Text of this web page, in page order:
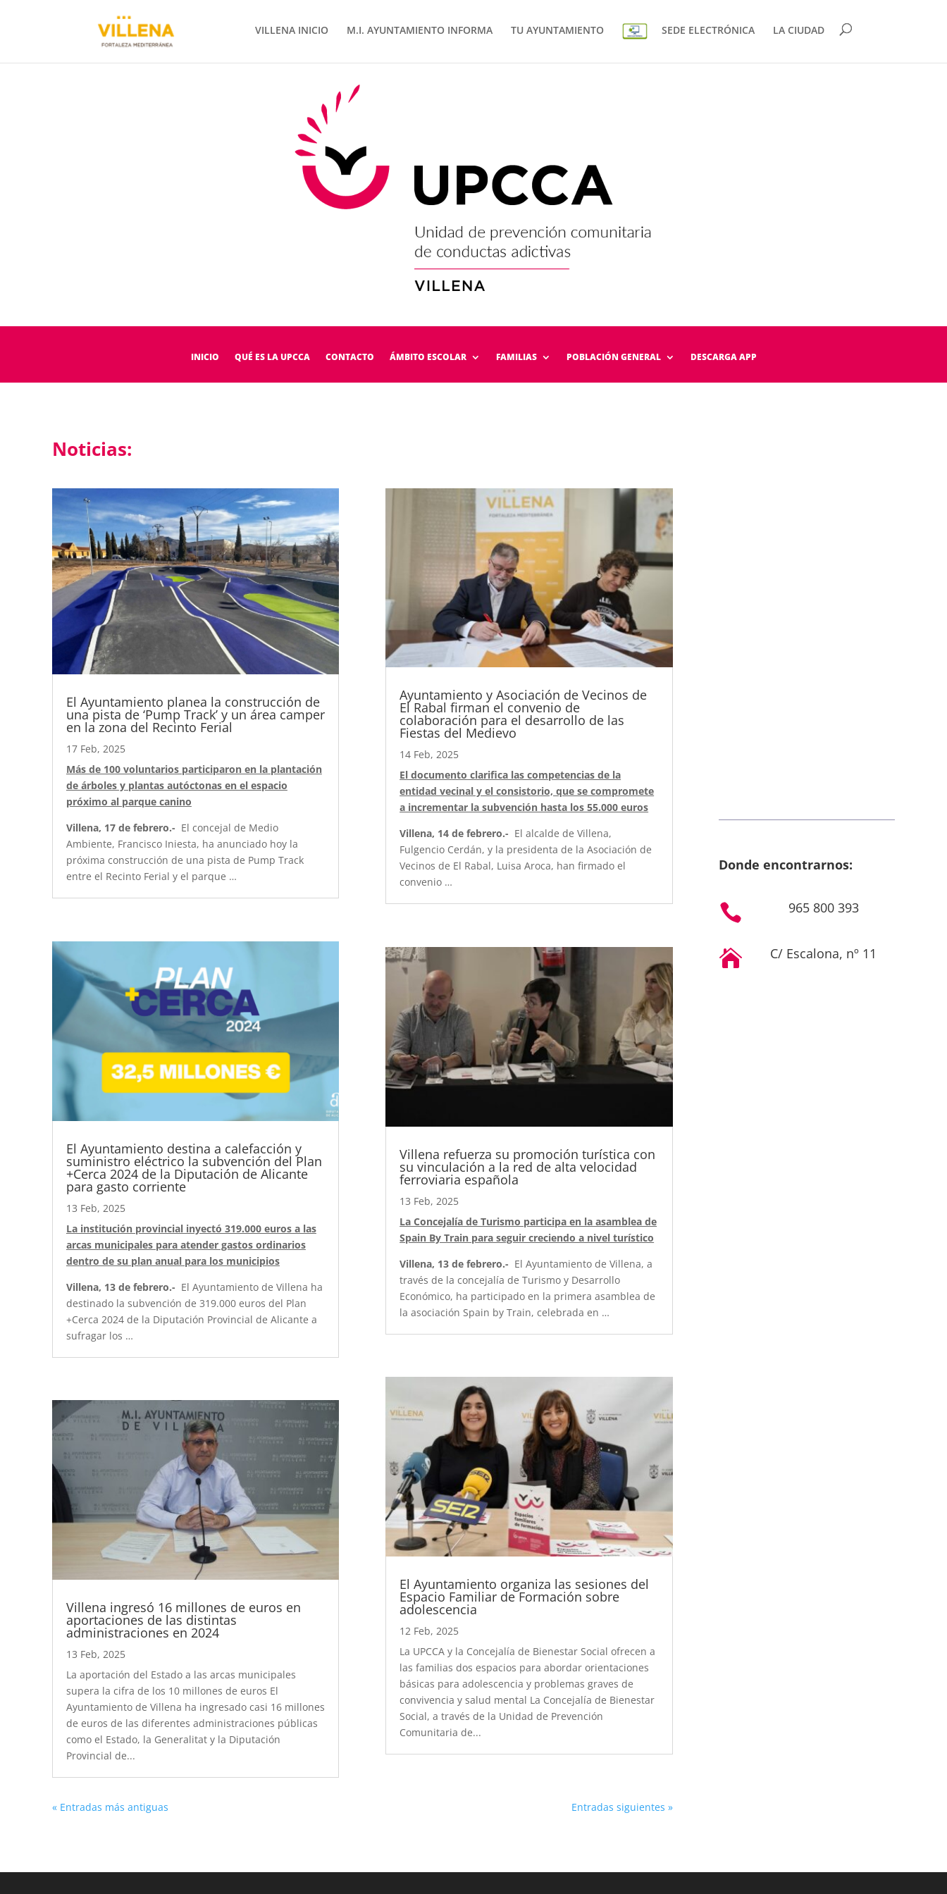
VILLENA INICIO M.I. AYUNTAMIENTO INFORMA TU AYUNTAMIENTO SEDE ELECTRÓNICA LA CIUDAD
INICIO QUÉ ES LA UPCCA CONTACTO ÁMBITO ESCOLAR FAMILIAS POBLACIÓN GENERAL DESCARGA APP
Noticias:
El Ayuntamiento planea la construcción de
una pista de ‘Pump Track’ y un área camper
en la zona del Recinto Ferial
17 Feb, 2025
Más de 100 voluntarios participaron en la plantación
de árboles y plantas autóctonas en el espacio
próximo al parque canino
Villena, 17 de febrero.- El concejal de Medio
Ambiente, Francisco Iniesta, ha anunciado hoy la
próxima construcción de una pista de Pump Track
entre el Recinto Ferial y el parque …
El Ayuntamiento destina a calefacción y
suministro eléctrico la subvención del Plan
+Cerca 2024 de la Diputación de Alicante
para gasto corriente
13 Feb, 2025
La institución provincial inyectó 319.000 euros a las
arcas municipales para atender gastos ordinarios
dentro de su plan anual para los municipios
Villena, 13 de febrero.- El Ayuntamiento de Villena ha
destinado la subvención de 319.000 euros del Plan
+Cerca 2024 de la Diputación Provincial de Alicante a
sufragar los …
Villena ingresó 16 millones de euros en
aportaciones de las distintas
administraciones en 2024
13 Feb, 2025
La aportación del Estado a las arcas municipales
supera la cifra de los 10 millones de euros El
Ayuntamiento de Villena ha ingresado casi 16 millones
de euros de las diferentes administraciones públicas
como el Estado, la Generalitat y la Diputación
Provincial de...
Ayuntamiento y Asociación de Vecinos de
El Rabal firman el convenio de
colaboración para el desarrollo de las
Fiestas del Medievo
14 Feb, 2025
El documento clarifica las competencias de la
entidad vecinal y el consistorio, que se compromete
a incrementar la subvención hasta los 55.000 euros
Villena, 14 de febrero.- El alcalde de Villena,
Fulgencio Cerdán, y la presidenta de la Asociación de
Vecinos de El Rabal, Luisa Aroca, han firmado el
convenio …
Villena refuerza su promoción turística con
su vinculación a la red de alta velocidad
ferroviaria española
13 Feb, 2025
La Concejalía de Turismo participa en la asamblea de
Spain By Train para seguir creciendo a nivel turístico
Villena, 13 de febrero.- El Ayuntamiento de Villena, a
través de la concejalía de Turismo y Desarrollo
Económico, ha participado en la primera asamblea de
la asociación Spain by Train, celebrada en …
El Ayuntamiento organiza las sesiones del
Espacio Familiar de Formación sobre
adolescencia
12 Feb, 2025
La UPCCA y la Concejalía de Bienestar Social ofrecen a
las familias dos espacios para abordar orientaciones
básicas para adolescencia y problemas graves de
convivencia y salud mental La Concejalía de Bienestar
Social, a través de la Unidad de Prevención
Comunitaria de...
« Entradas más antiguas Entradas siguientes »
Donde encontrarnos:
 965 800 393
 C/ Escalona, nº 11